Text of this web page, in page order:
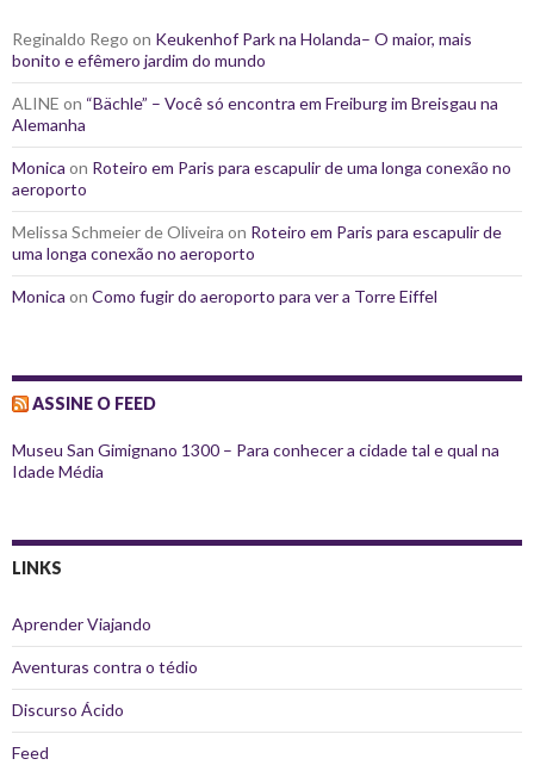
Reginaldo Rego on Keukenhof Park na Holanda– O maior, mais
bonito e efêmero jardim do mundo
ALINE on “Bächle” – Você só encontra em Freiburg im Breisgau na
Alemanha
Monica on Roteiro em Paris para escapulir de uma longa conexão no
aeroporto
Melissa Schmeier de Oliveira on Roteiro em Paris para escapulir de
uma longa conexão no aeroporto
Monica on Como fugir do aeroporto para ver a Torre Eiffel
ASSINE O FEED
Museu San Gimignano 1300 – Para conhecer a cidade tal e qual na
Idade Média
LINKS
Aprender Viajando
Aventuras contra o tédio
Discurso Ácido
Feed